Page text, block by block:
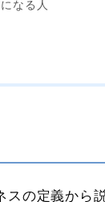
なる人
の定義から